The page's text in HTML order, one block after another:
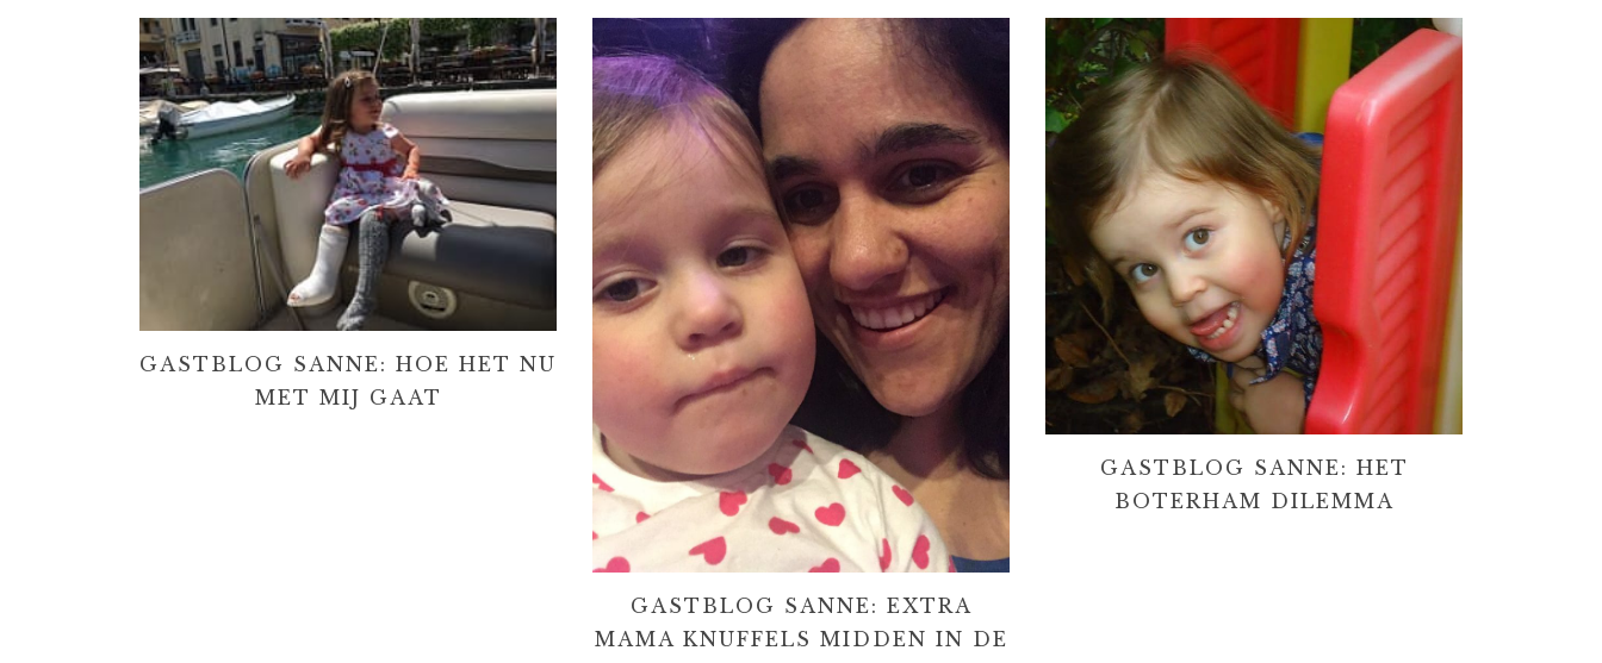
GASTBLOG SANNE: HOE HET NU
MET MIJ GAAT
GASTBLOG SANNE: EXTRA
MAMA KNUFFELS MIDDEN IN DE
GASTBLOG SANNE: HET
BOTERHAM DILEMMA